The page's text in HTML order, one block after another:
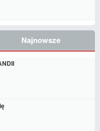
Najnowsze